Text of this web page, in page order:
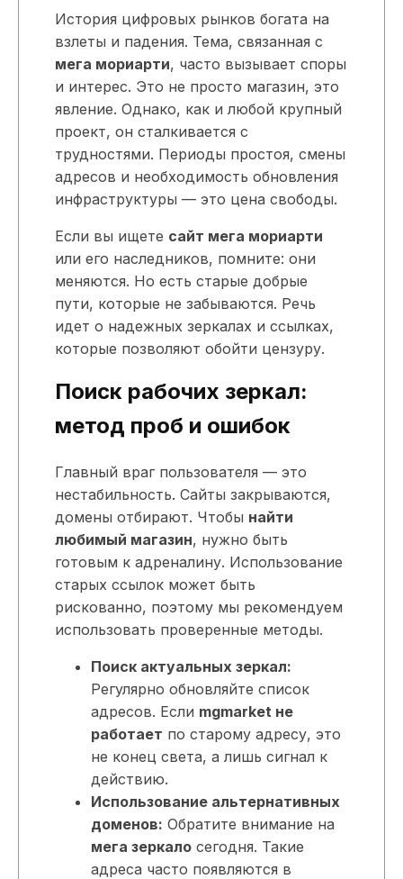
История цифровых рынков богата на
взлеты и падения. Тема, связанная с
мега мориарти, часто вызывает споры
и интерес. Это не просто магазин, это
явление. Однако, как и любой крупный
проект, он сталкивается с
трудностями. Периоды простоя, смены
адресов и необходимость обновления
инфраструктуры — это цена свободы.
Если вы ищете сайт мега мориарти
или его наследников, помните: они
меняются. Но есть старые добрые
пути, которые не забываются. Речь
идет о надежных зеркалах и ссылках,
которые позволяют обойти цензуру.
Поиск рабочих зеркал:
метод проб и ошибок
Главный враг пользователя — это
нестабильность. Сайты закрываются,
домены отбирают. Чтобы найти
любимый магазин, нужно быть
готовым к адреналину. Использование
старых ссылок может быть
рискованно, поэтому мы рекомендуем
использовать проверенные методы.
Поиск актуальных зеркал:
Регулярно обновляйте список
адресов. Если mgmarket не
работает по старому адресу, это
не конец света, а лишь сигнал к
действию.
Использование альтернативных
доменов: Обратите внимание на
мега зеркало сегодня. Такие
адреса часто появляются в